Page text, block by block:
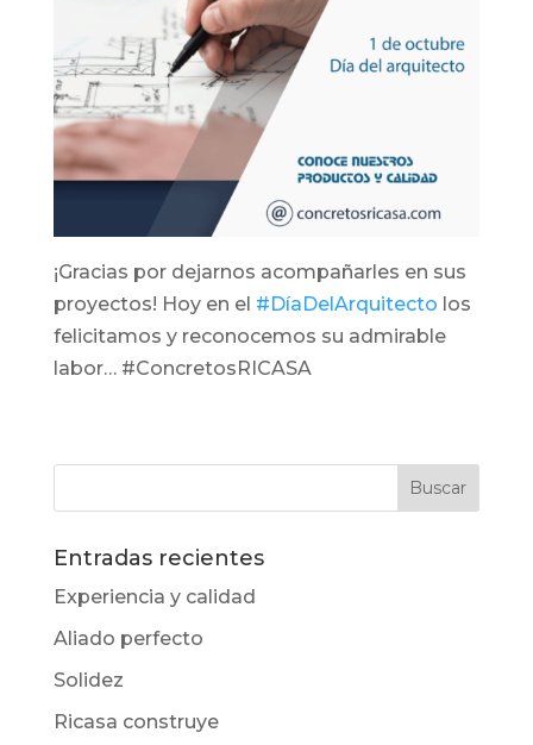
¡Gracias por dejarnos acompañarles en sus
proyectos! Hoy en el #DíaDelArquitecto los
felicitamos y reconocemos su admirable
labor… #ConcretosRICASA
Entradas recientes
Experiencia y calidad
Aliado perfecto
Solidez
Ricasa construye